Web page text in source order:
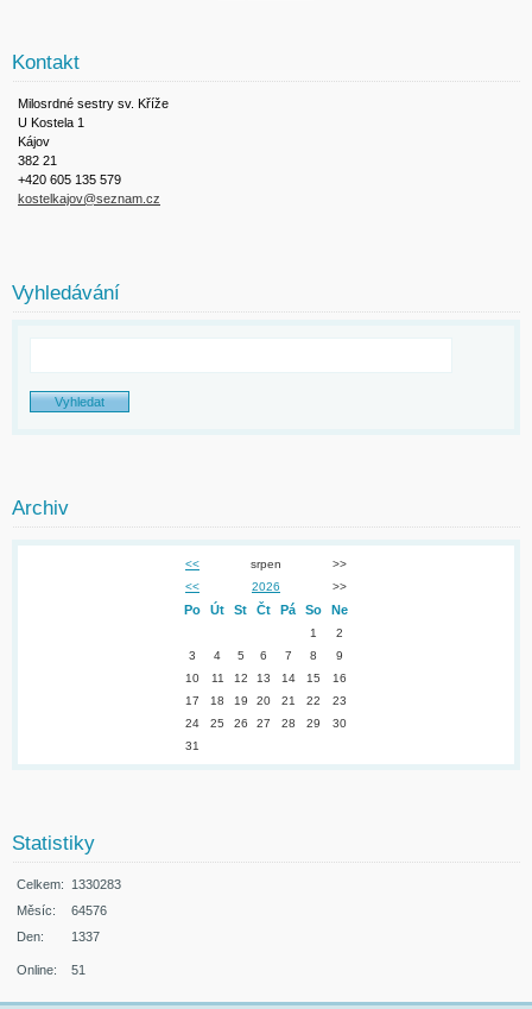
Kontakt
Milosrdné sestry sv. Kříže
U Kostela 1
Kájov
382 21
+420 605 135 579
kostelkajov@seznam.cz
Vyhledávání
Archiv
<< srpen
>>
<<
2026 >>
Po Út St Čt Pá So Ne
1
2
3
4 5 6 7 8
9
10
11 12 13 14 15
16
17
18 19 20 21 22
23
24
25 26 27 28 29
30
31
Statistiky
Online: 51
Celkem:
1330283
Měsíc:
64576
Den:
1337